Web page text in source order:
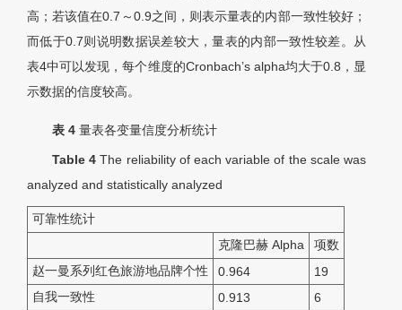
高；若该值在0.7～0.9之间，则表示量表的内部一致性较好；
而低于0.7则说明数据误差较大，量表的内部一致性较差。从
表4中可以发现，每个维度的Cronbach’s alpha均大于0.8，显
示数据的信度较高。
表 4 量表各变量信度分析统计
Table 4The reliability of each variable of the scale was
analyzed and statistically analyzed
可靠性统计
克隆巴赫 Alpha
项数
赵一曼系列红色旅游地品牌个性
0.964
19
自我一致性
0.913
6